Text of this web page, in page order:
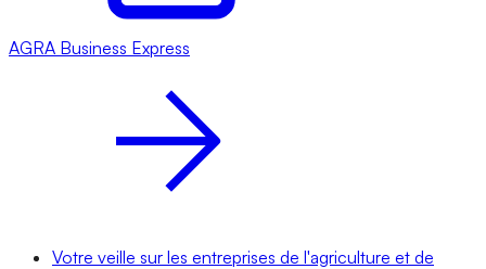
AGRA Business Express
Votre veille sur les entreprises de l'agriculture et de